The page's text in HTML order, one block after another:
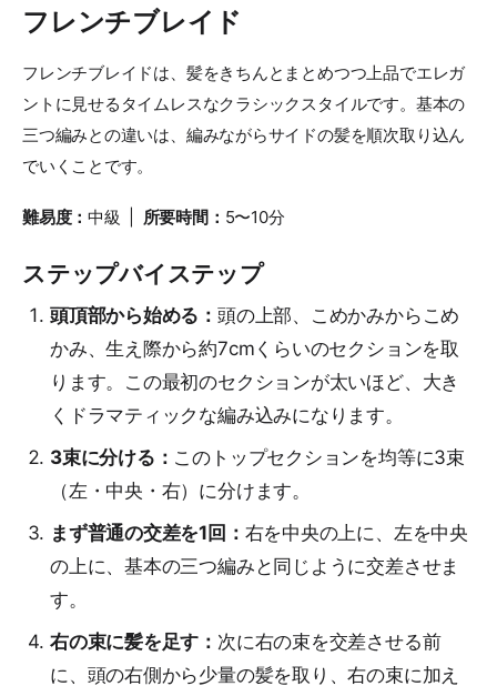
フレンチブレイド
フレンチブレイドは、髪をきちんとまとめつつ上品でエレガ
ントに見せるタイムレスなクラシックスタイルです。基本の
三つ編みとの違いは、編みながらサイドの髪を順次取り込ん
でいくことです。
難易度：中級 | 所要時間： 5〜10分
ステップバイステップ
頭頂部から始める：頭の上部、こめかみからこめ
かみ、生え際から約7cmくらいのセクションを取
ります。この最初のセクションが太いほど、大き
くドラマティックな編み込みになります。
3束に分ける： このトップセクションを均等に3束
（左・中央・右）に分けます。
まず普通の交差を1回： 右を中央の上に、左を中央
の上に、基本の三つ編みと同じように交差させま
す。
右の束に髪を足す： 次に右の束を交差させる前
に、頭の右側から少量の髪を取り、右の束に加え